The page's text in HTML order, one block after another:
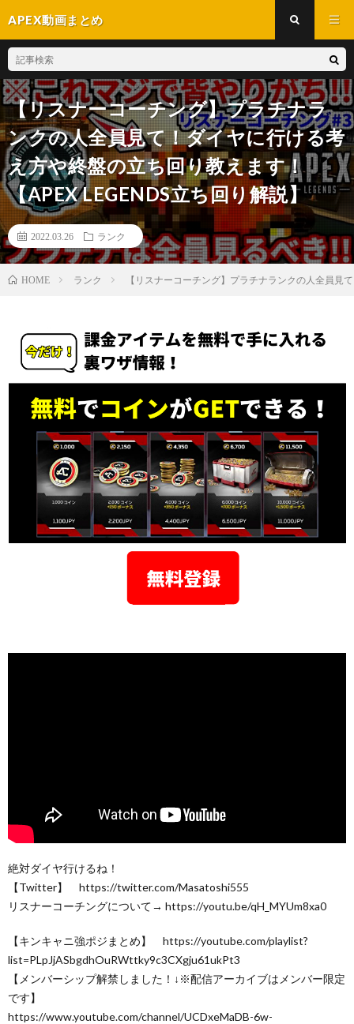
APEX動画まとめ
【リスナーコーチング】プラチナラ
ンクの人全員見て！ダイヤに行ける考
え方や終盤の立ち回り教えます！
【APEX LEGENDS立ち回り解説】
2022.03.26 ランク
HOME ランク 【リスナーコーチング】プラチナランクの人全員見
絶対ダイヤ行けるね！
【Twitter】 https://twitter.com/Masatoshi555
リスナーコーチングについて→ https://youtu.be/qH_MYUm8xa0
【キンキャニ強ポジまとめ】 https://youtube.com/playlist?
list=PLpJjASbgdhOuRWttky9c3CXgju61ukPt3
【メンバーシップ解禁しました！↓※配信アーカイブはメンバー限定
です】
https://www.youtube.com/channel/UCDxeMaDB-6w-